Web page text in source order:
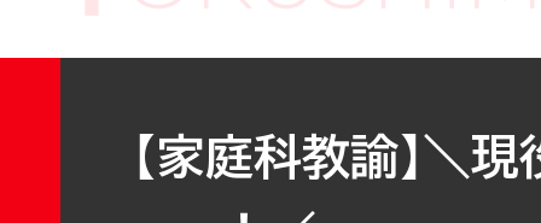
【家庭科教諭】＼